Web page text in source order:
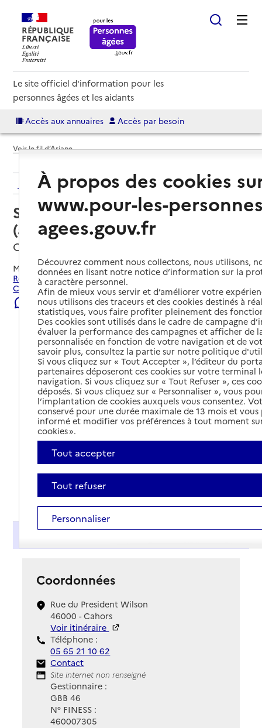
RÉPUBLIQUE
FRANÇAISE
Le site officiel d'information pour les
personnes âgées et les aidants
Accès aux annuaires Accès par besoin
Voir le fil d’Ariane
Retour aux résultats de l'annuaire
Service autonomie à domicile
(aide) – GBB 46
Cahors, LOT
Mis à jour le23/07/2026
Rechercher les établissements et services autour de
Cahors.
Signaler une erreur
Coordonnées
Rue du President Wilson
46000 - Cahors
Voir itinéraire
Téléphone :
05 65 21 10 62
Contact
Contact
Site Internet
Site internet non renseigné
Gestionnaire :
GBB 46
N° FINESS :
460007305
À propos des cookies
www.pour-les-
agees.gouv.fr
Découvrez comment nous collectons, nous utilisons,
données en lisant notre notice d’information sur la
à caractère personnel.
Afin de mieux vous servir et d’améliorer votre
nous utilisons des traceurs et des cookies destinés à
statistiques, vous faire profiter pleinement des
Des cookies sont utilisés dans le cadre de campagne
évaluer la performance des campagnes et afficher de
personnalisée en fonction de votre navigation et de
savoir plus, consultez la partie sur notre politique
Si vous cliquez sur « Tout Accepter », l’éditeur du
partenaires déposeront ces cookies sur votre terminal
navigation. Si vous cliquez sur « Tout Refuser », ces
déposés. Si vous cliquez sur « Personnaliser », vous
l’implantation de cookies auxquels vous consentez.
conservé pour une durée maximale de 13 mois et
informé et modifier vos préférences à tout moment
cookies ».
Tout accepter
Tout refuser
Personnaliser